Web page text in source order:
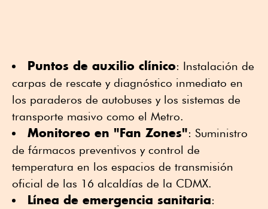
Puntos de auxilio clínico: Instalación de
carpas de rescate y diagnóstico inmediato en
los paraderos de autobuses y los sistemas de
transporte masivo como el Metro.
Monitoreo en "Fan Zones": Suministro
de fármacos preventivos y control de
temperatura en los espacios de transmisión
oficial de las 16 alcaldías de la CDMX.
Línea de emergencia sanitaria: